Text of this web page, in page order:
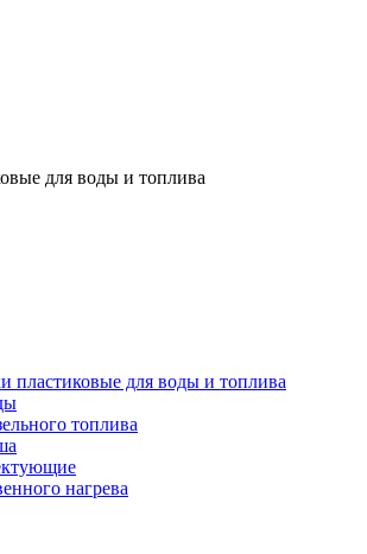
для воды и топлива
пластиковые для воды и топлива
топлива
нагрева